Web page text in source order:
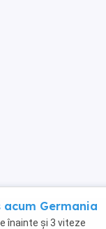
Germania
înainte și 3 viteze